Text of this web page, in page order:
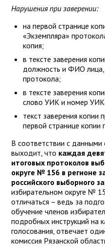
Нарушения при заверении:
на первой странице
«Экземпляра»
копия;
в тексте заверения
должность и ФИО лица,
протокола;
в тексте заверения
слово УИК и номер
текст заверения
первой странице копии
В соответствии с данными
выходит, что каждая
итоговых протоколов
округе № 156 в регионе
российского выборного
избирательном округе №
отличаться – ведь за
обучение членов
подробных инструкций на
голосования, отвечает
комиссия Рязанской